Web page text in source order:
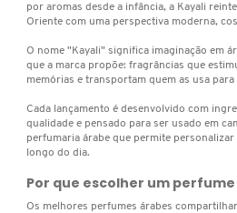
JEAN PAUL GAULTIER
JIMMY CHOO
JO MALONE LONDON
JOOP!
por aromas desde a infância, a Kayali
Oriente com uma perspectiva moderna,
O nome "Kayali" significa imaginação em
que a marca propõe: fragrâncias que
memórias e transportam quem as usa
Cada lançamento é desenvolvido com
qualidade e pensado para ser usado em
perfumaria árabe que permite
longo do dia.
Por que escolher um
Os melhores perfumes árabes